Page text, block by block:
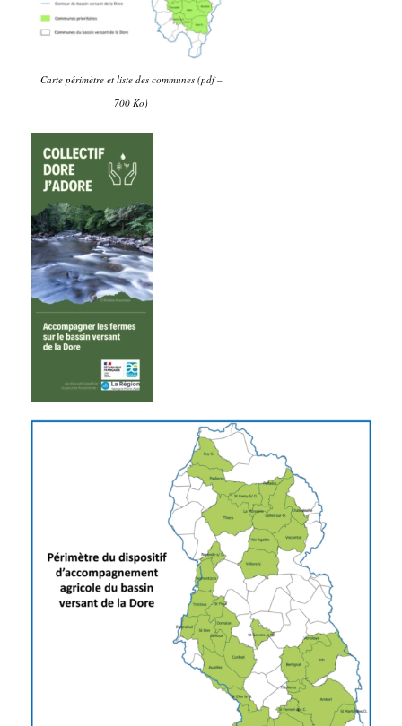
Carte périmètre et liste des communes (pdf –
700 Ko)